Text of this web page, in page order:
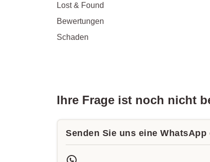
Lost & Found
Bewertungen
Schaden
Ihre Frage ist noch nicht
Senden Sie uns eine